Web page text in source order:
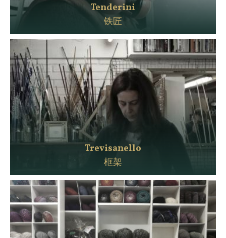
Tenderini
铁匠
Trevisanello
框架